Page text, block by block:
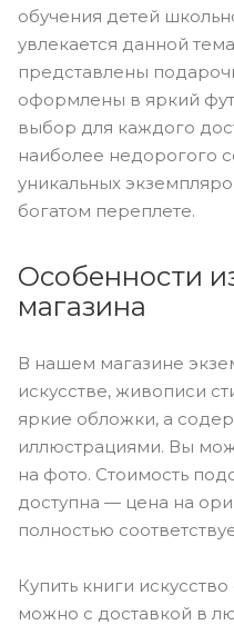
обучения детей
увлекается данной
представлены
оформлены в яркий
выбор для каждого
наиболее недорогого
уникальных
богатом переплете.
Особенности
магазина
В нашем магазине
искусстве, живописи
яркие обложки, а
иллюстрациями. Вы
на фото. Стоимость
доступна — цена на
полностью
Купить книги
можно с доставкой в